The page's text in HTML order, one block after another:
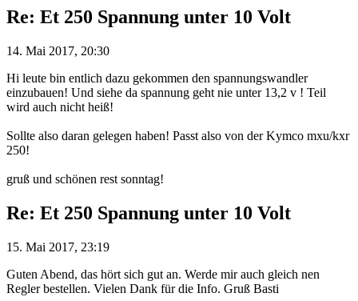
Re: Et 250 Spannung unter 10 Volt
14. Mai 2017, 20:30
Hi leute bin entlich dazu gekommen den spannungswandler
einzubauen! Und siehe da spannung geht nie unter 13,2 v ! Teil
wird auch nicht heiß!
Sollte also daran gelegen haben! Passt also von der Kymco mxu/kxr
250!
gruß und schönen rest sonntag!
Re: Et 250 Spannung unter 10 Volt
15. Mai 2017, 23:19
Guten Abend, das hört sich gut an. Werde mir auch gleich nen
Regler bestellen. Vielen Dank für die Info. Gruß Basti